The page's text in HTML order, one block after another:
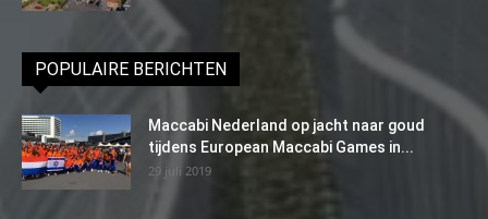
POPULAIRE BERICHTEN
Maccabi Nederland op jacht naar goud
tijdens European Maccabi Games in...
29 juli 2019